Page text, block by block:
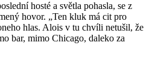
hosté a světla pohasla, se z
hovor. „Ten kluk má cit pro
hlas. Alois v tu chvíli netušil, že
bar, mimo Chicago, daleko za